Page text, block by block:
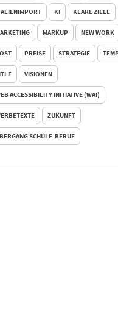
KI KLARE ZIELE
MARKUP NEW WORK
PREISE STRATEGIE
VISIONEN
ACCESSIBILITY INITIATIVE (WAI)
ZUKUNFT
SCHULE-BERUF